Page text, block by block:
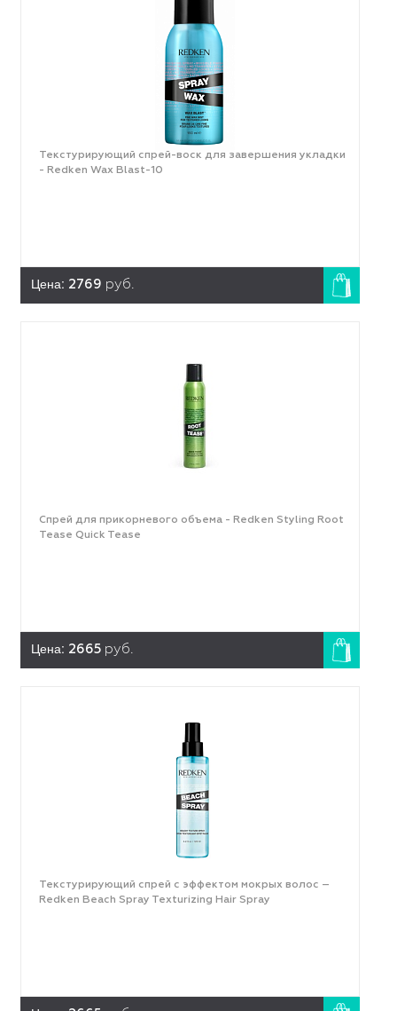
Текстурирующий спрей-воск для завершения укладки
- Redken Wax Blast-10
Цена: 2769 руб.
Спрей для прикорневого объема - Redken Styling Root
Tease Quick Tease
Цена: 2665 руб.
Текстурирующий спрей с эффектом мокрых волос –
Redken Beach Spray Texturizing Hair Spray